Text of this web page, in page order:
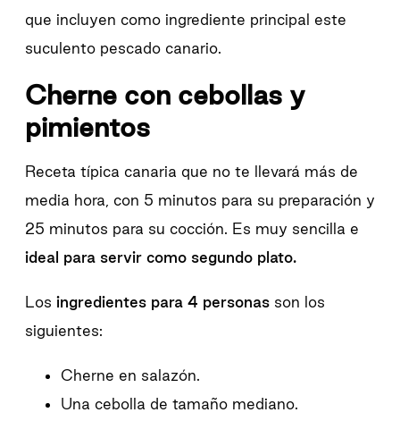
que incluyen como ingrediente principal este
suculento pescado canario.
Cherne con cebollas y
pimientos
Receta típica canaria que no te llevará más de
media hora, con 5 minutos para su preparación y
25 minutos para su cocción. Es muy sencilla e
ideal para servir como segundo plato.
Los ingredientes para 4 personasson los
siguientes:
Cherne en salazón.
Una cebolla de tamaño mediano.